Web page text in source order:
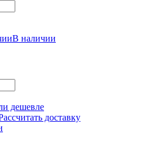
В наличии
дешевле
доставку